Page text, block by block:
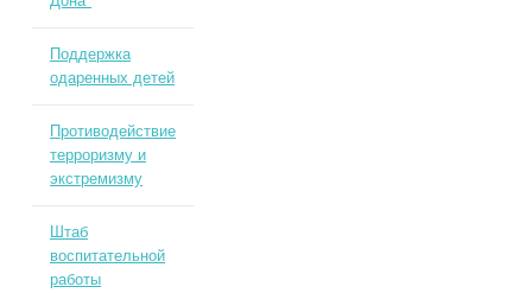
Поддержка
одаренных детей
Противодействие
терроризму и
экстремизму
Штаб
воспитательной
работы